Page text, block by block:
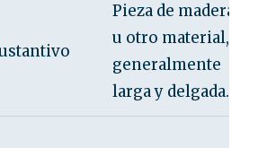
Pieza de madera
u otro material,
generalmente
larga y delgada.